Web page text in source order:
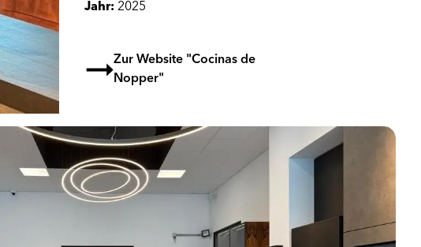
Jahr: 2025
Zur Website "Cocinas de
Nopper"